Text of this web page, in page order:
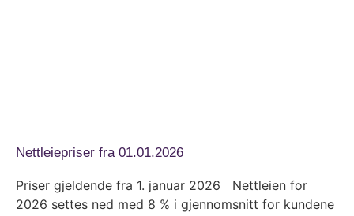
Nettleiepriser fra 01.01.2026
Priser gjeldende fra 1. januar 2026 Nettleien for
2026 settes ned med 8 % i gjennomsnitt for kundene